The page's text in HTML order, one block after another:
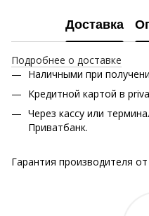
Доставка
Подробнее о доставке
Наличными при
Кредитной картой в
Через кассу или
Приватбанк.
Гарантия производителя